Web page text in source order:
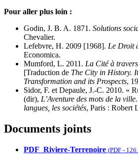
Pour aller plus loin :
Godin, J. B. A. 1871. Solutions
Chevalier.
Lefebvre, H. 2009 [1968]. Le Droit
Economica.
Mumford, L. 2011. La Cité à
[Traduction de The City in History.
Transformation and its Prospects,
Sidor, F. et Depaule, J.-C. 2010. «
(dir), L’Aventure des mots de la
langues, les sociétés, Paris : Robert
Documents joints
PDF_Riviere-Terrenoire (PDF -